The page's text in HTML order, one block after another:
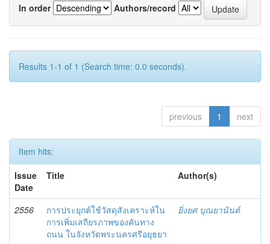
In order
Authors/record
Results 1-1 of 1 (Search time: 0.0 seconds).
previous 1 next
Item hits:
Issue
Date
Title Author(s)
2556
การประยุกต์ใช้วัสดุสังเคราะห์ใน
การเพิ่มเสถียรภาพของคันทาง
ถนน ในจังหวัดพระนครศรีอยุธยา
ยิ่งยศ บุณยานันต์